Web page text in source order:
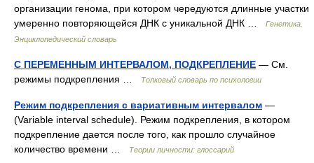
организации генома, при котором чередуются длинные участки
умеренно повторяющейся ДНК с уникальной ДНК …
Генетика.
Энциклопедический словарь
С ПЕРЕМЕННЫМ ИНТЕРВАЛОМ, ПОДКРЕПЛЕНИЕ — См.
режимы подкрепления …
Толковый словарь по психологии
Режим подкрепления с вариативным интервалом —
(Variable interval schedule). Режим подкрепления, в котором
подкрепление дается после того, как прошло случайное
количество времени …
Теории личности: глоссарий